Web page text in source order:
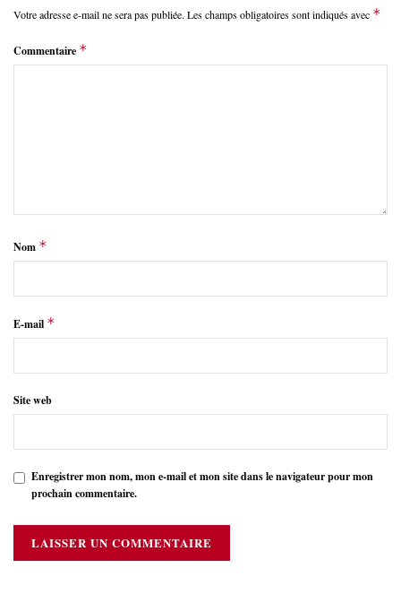
Votre adresse e-mail ne sera pas publiée. Les champs obligatoires sont indiqués avec *
Commentaire *
Nom *
E-mail *
Site web
Enregistrer mon nom, mon e-mail et mon site dans le navigateur pour mon
prochain commentaire.